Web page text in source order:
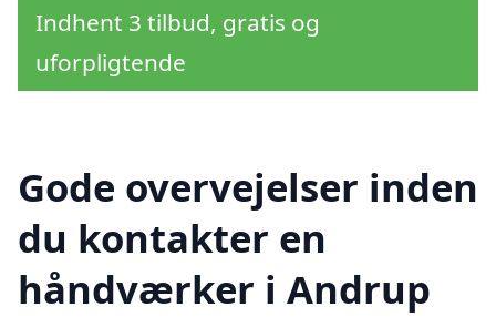
Indhent 3 tilbud, gratis og
uforpligtende
Gode overvejelser inden
du kontakter en
håndværker i Andrup